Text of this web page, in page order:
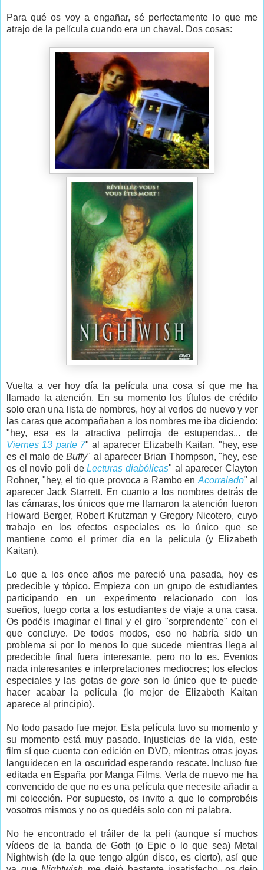
Para qué os voy a engañar, sé perfectamente lo que me
atrajo de la película cuando era un chaval. Dos cosas:
Vuelta a ver hoy día la película una cosa sí que me ha
llamado la atención. En su momento los títulos de crédito
solo eran una lista de nombres, hoy al verlos de nuevo y ver
las caras que acompañaban a los nombres me iba diciendo:
"hey, esa es la atractiva pelirroja de estupendas... de
Viernes 13 parte 7" al aparecer Elizabeth Kaitan, "hey, ese
es el malo deBuffy" al aparecer Brian Thompson, "hey, ese
es el novio poli deLecturas diabólicas" al aparecer Clayton
Rohner, "hey, el tío que provoca a Rambo en Acorralado" al
aparecer Jack Starrett. En cuanto a los nombres detrás de
las cámaras, los únicos que me llamaron la atención fueron
Howard Berger, Robert Krutzman y Gregory Nicotero, cuyo
trabajo en los efectos especiales es lo único que se
mantiene como el primer día en la película (y Elizabeth
Kaitan).
Lo que a los once años me pareció una pasada, hoy es
predecible y tópico. Empieza con un grupo de estudiantes
participando en un experimento relacionado con los
sueños, luego corta a los estudiantes de viaje a una casa.
Os podéis imaginar el final y el giro "sorprendente" con el
que concluye. De todos modos, eso no habría sido un
problema si por lo menos lo que sucede mientras llega al
predecible final fuera interesante, pero no lo es. Eventos
nada interesantes e interpretaciones mediocres; los efectos
especiales y las gotas de goreson lo único que te puede
hacer acabar la película (lo mejor de Elizabeth Kaitan
aparece al principio).
No todo pasado fue mejor. Esta película tuvo su momento y
su momento está muy pasado. Injusticias de la vida, este
film sí que cuenta con edición en DVD, mientras otras joyas
languidecen en la oscuridad esperando rescate. Incluso fue
editada en España por Manga Films. Verla de nuevo me ha
convencido de que no es una película que necesite añadir a
mi colección. Por supuesto, os invito a que lo comprobéis
vosotros mismos y no os quedéis solo con mi palabra.
No he encontrado el tráiler de la peli (aunque sí muchos
vídeos de la banda de Goth (o Epic o lo que sea) Metal
Nightwish (de la que tengo algún disco, es cierto), así que